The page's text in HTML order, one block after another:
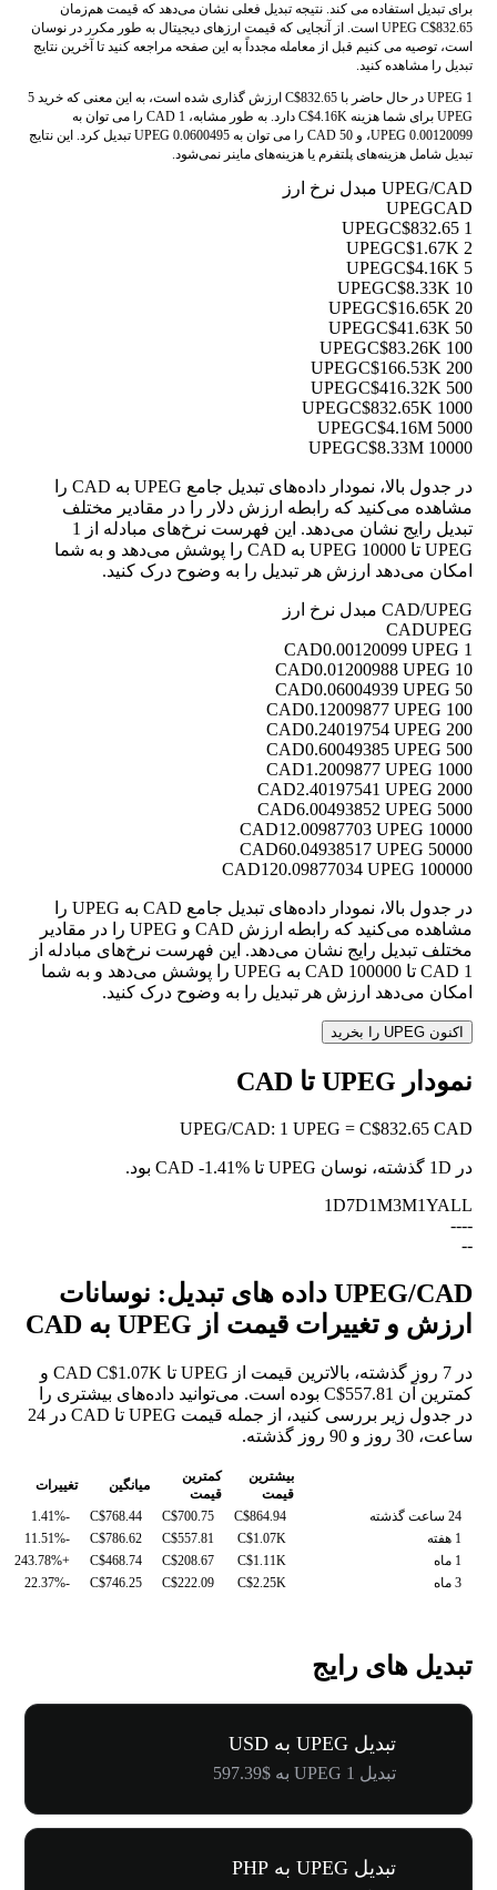
برای تبدیل استفاده می کند. نتیجه تبدیل فعلی نشان می‌دهد که قیمت هم‌زمان
UPEG C$832.65 است. از آنجایی که قیمت ارزهای دیجیتال به طور مکرر در نوسان
است، توصیه می کنیم قبل از معامله مجدداً به این صفحه مراجعه کنید تا آخرین نتایج
تبدیل را مشاهده کنید.
1 UPEG در حال حاضر با C$832.65 ارزش گذاری شده است، به این معنی که خرید 5
UPEG برای شما هزینه C$4.16K دارد. به طور مشابه، 1 CAD را می توان به
0.00120099 UPEG، و 50 CAD را می توان به 0.0600495 UPEG تبدیل کرد. این نتایج
تبدیل شامل هزینه‌های پلتفرم یا هزینه‌های ماینر نمی‌شود.
UPEG/CAD مبدل نرخ ارز
UPEGCAD
1 UPEG
C$832.65
2 UPEG
C$1.67K
5 UPEG
C$4.16K
10 UPEG
C$8.33K
20 UPEG
C$16.65K
50 UPEG
C$41.63K
100 UPEG
C$83.26K
200 UPEG
C$166.53K
500 UPEG
C$416.32K
1000 UPEG
C$832.65K
5000 UPEG
C$4.16M
10000 UPEG
C$8.33M
در جدول بالا، نمودار داده‌های تبدیل جامع UPEG به CAD را
مشاهده می‌کنید که رابطه ارزش دلار را در مقادیر مختلف
تبدیل رایج نشان می‌دهد. این فهرست نرخ‌های مبادله از 1
UPEG تا 10000 UPEG به CAD را پوشش می‌دهد و به شما
امکان می‌دهد ارزش هر تبدیل را به وضوح درک کنید.
CAD/UPEG مبدل نرخ ارز
CADUPEG
1 CAD
0.00120099 UPEG
10 CAD
0.01200988 UPEG
50 CAD
0.06004939 UPEG
100 CAD
0.12009877 UPEG
200 CAD
0.24019754 UPEG
500 CAD
0.60049385 UPEG
1000 CAD
1.2009877 UPEG
2000 CAD
2.40197541 UPEG
5000 CAD
6.00493852 UPEG
10000 CAD
12.00987703 UPEG
50000 CAD
60.04938517 UPEG
100000 CAD
120.09877034 UPEG
در جدول بالا، نمودار داده‌های تبدیل جامع CAD به UPEG را
مشاهده می‌کنید که رابطه ارزش CAD و UPEG را در مقادیر
مختلف تبدیل رایج نشان می‌دهد. این فهرست نرخ‌های مبادله از
1 CAD تا 100000 CAD به UPEG را پوشش می‌دهد و به شما
امکان می‌دهد ارزش هر تبدیل را به وضوح درک کنید.
اکنون UPEG را بخرید
نمودار UPEG تا CAD
UPEG/CAD: 1 UPEG = C$832.65 CAD
در 1D گذشته، نوسان UPEG تا CAD -1.41%
بود.
1D7D1M3M1YALL
--
--
--
UPEG/CAD داده های تبدیل: نوسانات
ارزش و تغییرات قیمت از UPEG به CAD
در 7 روز گذشته، بالاترین قیمت از UPEG تا CAD C$1.07K و
کمترین آن C$557.81 بوده است. می‌توانید داده‌های بیشتری را
در جدول زیر بررسی کنید، از جمله قیمت UPEG تا CAD در 24
ساعت، 30 روز و 90 روز گذشته.
بیشترین
قیمت
کمترین
قیمت
میانگین
تغییرات
24 ساعت گذشته
C$864.94
C$700.75
C$768.44
-1.41%
1 هفته
C$1.07K
C$557.81
C$786.62
-11.51%
1 ماه
C$1.11K
C$208.67
C$468.74
+243.78%
3 ماه
C$2.25K
C$222.09
C$746.25
-22.37%
تبدیل های رایج
تبدیل UPEG به USD
تبدیل 1 UPEG به $597.39
تبدیل UPEG به PHP